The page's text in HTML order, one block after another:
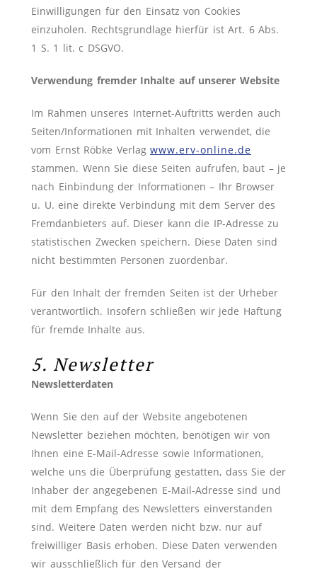
Einwilligungen für den Einsatz von Cookies
einzuholen. Rechtsgrundlage hierfür ist Art. 6 Abs.
1 S. 1 lit. c DSGVO.
Verwendung fremder Inhalte auf unserer Website
Im Rahmen unseres Internet-Auftritts werden auch
Seiten/Informationen mit Inhalten verwendet, die
vom Ernst Röbke Verlag www.erv-online.de
stammen. Wenn Sie diese Seiten aufrufen, baut – je
nach Einbindung der Informationen – Ihr Browser
u. U. eine direkte Verbindung mit dem Server des
Fremdanbieters auf. Dieser kann die IP-Adresse zu
statistischen Zwecken speichern. Diese Daten sind
nicht bestimmten Personen zuordenbar.
Für den Inhalt der fremden Seiten ist der Urheber
verantwortlich. Insofern schließen wir jede Haftung
für fremde Inhalte aus.
5. Newsletter
Newsletterdaten
Wenn Sie den auf der Website angebotenen
Newsletter beziehen möchten, benötigen wir von
Ihnen eine E-Mail-Adresse sowie Informationen,
welche uns die Überprüfung gestatten, dass Sie der
Inhaber der angegebenen E-Mail-Adresse sind und
mit dem Empfang des Newsletters einverstanden
sind. Weitere Daten werden nicht bzw. nur auf
freiwilliger Basis erhoben. Diese Daten verwenden
wir ausschließlich für den Versand der